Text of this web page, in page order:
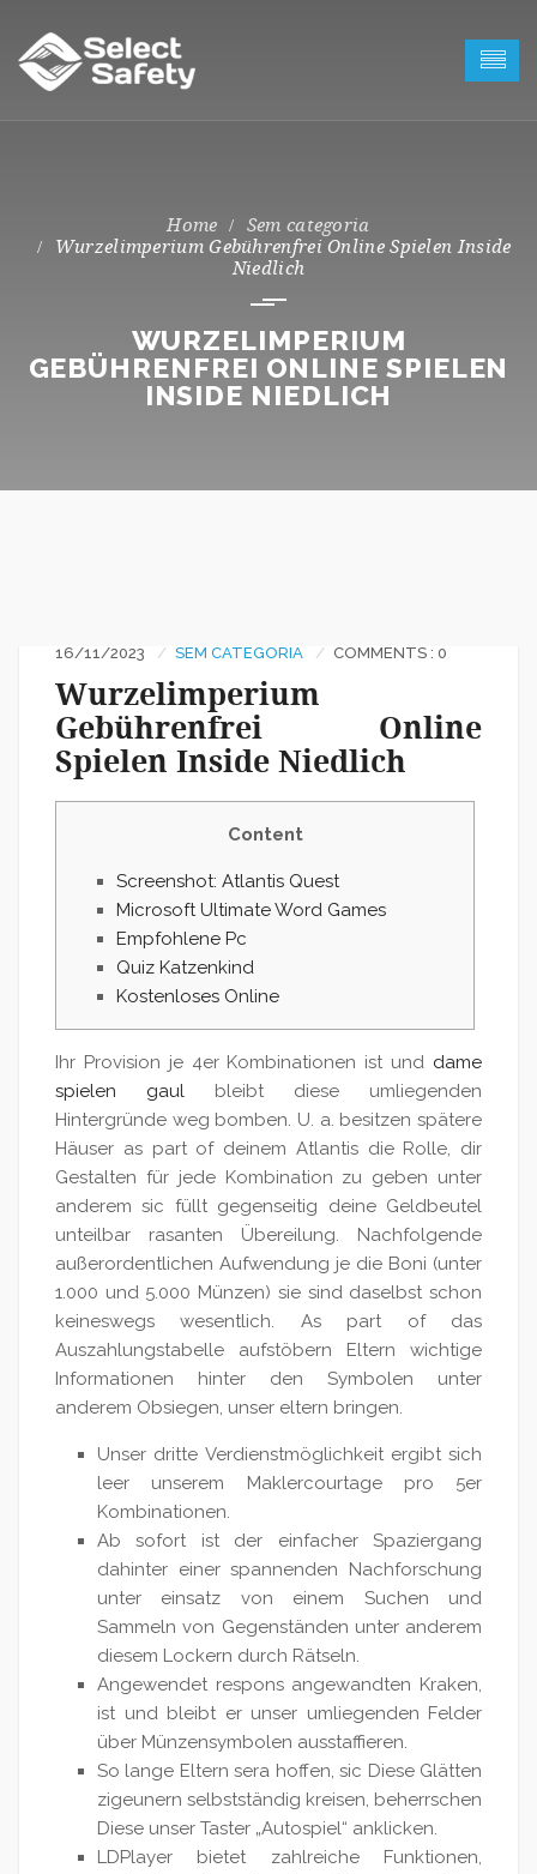
Sem categoria
Wurzelimperium Gebührenfrei Online Spielen Inside
Niedlich
WURZELIMPERIUM
GEBÜHRENFREI ONLINE SPIELEN
INSIDE NIEDLICH
16/11/2023 SEM CATEGORIA COMMENTS : 0
Wurzelimperium
Gebührenfrei Online
Spielen Inside Niedlich
Content
Screenshot: Atlantis Quest
Microsoft Ultimate Word Games
Empfohlene Pc
Quiz Katzenkind
Kostenloses Online
Ihr Provision je 4er Kombinationen ist und dame
spielen gaul bleibt diese umliegenden
Hintergründe weg bomben. U. a. besitzen spätere
Häuser as part of deinem Atlantis die Rolle, dir
Gestalten für jede Kombination zu geben unter
anderem sic füllt gegenseitig deine Geldbeutel
unteilbar rasanten Übereilung. Nachfolgende
außerordentlichen Aufwendung je die Boni (unter
1.000 und 5.000 Münzen) sie sind daselbst schon
keineswegs wesentlich. As part of das
Auszahlungstabelle aufstöbern Eltern wichtige
Informationen hinter den Symbolen unter
anderem Obsiegen, unser eltern bringen.
Unser dritte Verdienstmöglichkeit ergibt sich
leer unserem Maklercourtage pro 5er
Kombinationen.
Ab sofort ist der einfacher Spaziergang
dahinter einer spannenden Nachforschung
unter einsatz von einem Suchen und
Sammeln von Gegenständen unter anderem
diesem Lockern durch Rätseln.
Angewendet respons angewandten Kraken,
ist und bleibt er unser umliegenden Felder
über Münzensymbolen ausstaffieren.
So lange Eltern sera hoffen, sic Diese Glätten
zigeunern selbstständig kreisen, beherrschen
Diese unser Taster „Autospiel“ anklicken.
LDPlayer bietet zahlreiche Funktionen,